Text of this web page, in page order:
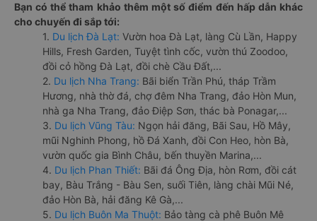
Bạn có thể tham khảo thêm một số điểm đến hấp dẫn khác
cho chuyến đi sắp tới:
1. Du lịch Đà Lạt: Vườn hoa Đà Lạt, làng Cù Lần, Happy
Hills, Fresh Garden, Tuyệt tình cốc, vườn thú Zoodoo,
đồi cỏ hồng Đà Lạt, đồi chè Cầu Đất,...
2. Du lịch Nha Trang: Bãi biển Trần Phú, tháp Trầm
Hương, nhà thờ đá, chợ đêm Nha Trang, đảo Hòn Mun,
nhà ga Nha Trang, đảo Điệp Sơn, thác bà Ponagar,...
3. Du lịch Vũng Tàu: Ngọn hải đăng, Bãi Sau, Hồ Mây,
mũi Nghinh Phong, hồ Đá Xanh, đồi Con Heo, hòn Bà,
vườn quốc gia Bình Châu, bến thuyền Marina,...
4. Du lịch Phan Thiết: Bãi đá Ông Địa, hòn Rơm, đồi cát
bay, Bàu Trắng - Bàu Sen, suối Tiên, làng chài Mũi Né,
đảo Hòn Bà, hải đăng Kê Gà,...
5. Du lịch Buôn Ma Thuột: Bảo tàng cà phê Buôn Mê